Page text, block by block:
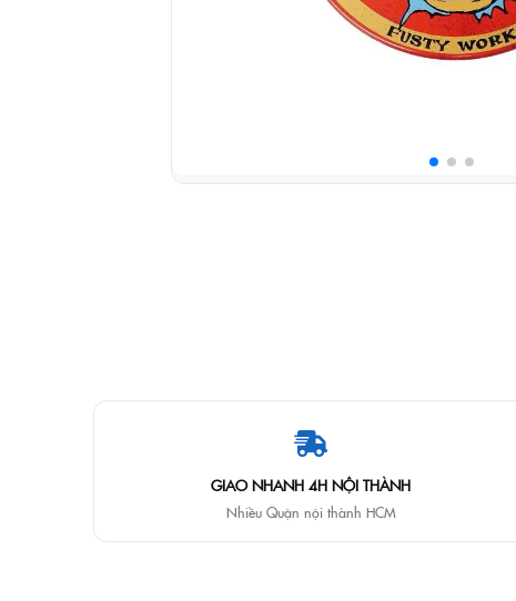
GIAO NHANH 4H NỘI THÀNH
Nhiều Quận nội thành HCM